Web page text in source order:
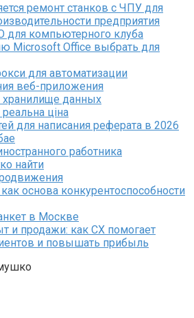
ремонт станков с ЧПУ для
предприятия
для компьютерного клуба
Microsoft Office выбрать для
для автоматизации
веб-приложения
хранилище данных
ціна
для написания реферата в 2026
работника
найти
основа конкурентоспособности
в Москве
и продажи: как CX помогает
и повышать прибыль